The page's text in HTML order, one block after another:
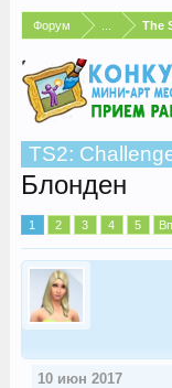
Форум The
TS2:
Блонден
1 2 3 4 5
10 июн 2017